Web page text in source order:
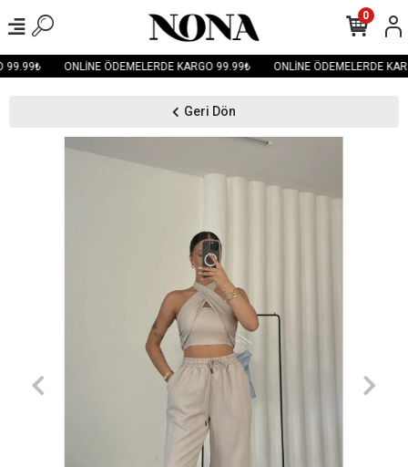
99.99₺ ONLİNE ÖDEMELERDE KARGO 99.99₺ ONLİNE ÖDEMELERDE
0
Geri Dön